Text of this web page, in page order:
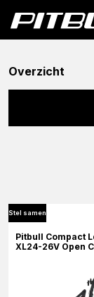
Overzicht
Stel samen
Pitbull Compact
XL24-26V Open